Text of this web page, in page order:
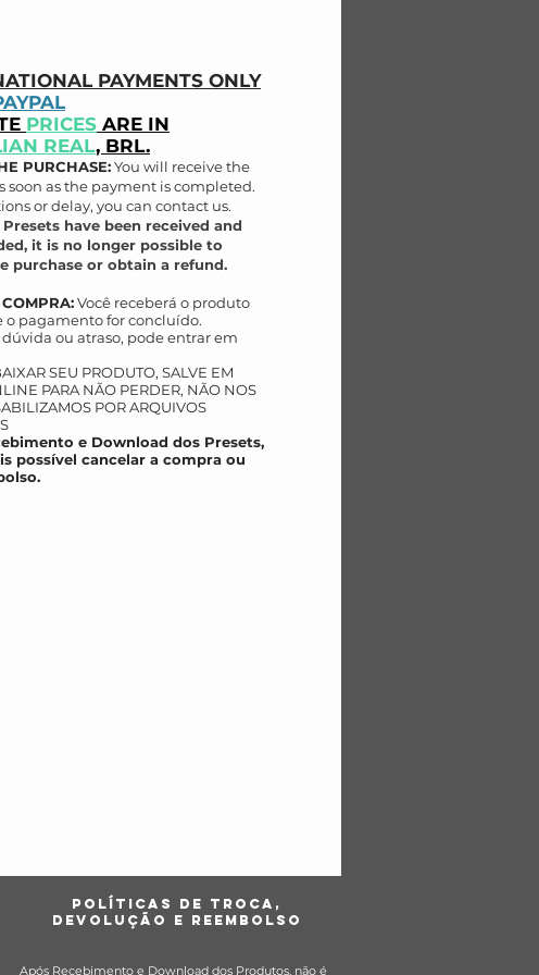
PAYMENTS ONLY
PRICES ARE IN
REAL, BRL.
PURCHASE:You will receive the
soon as the payment is completed.
or delay, you can contact us.
have been received and
it is no longer possible to
purchase or obtain a refund.
Você receberá o produto
o pagamento for concluído.
ou atraso, pode entrar em
SEU PRODUTO, SALVE EM
PARA NÃO PERDER, NÃO NOS
POR ARQUIVOS
e Download dos Presets,
possível cancelar a compra ou
POLÍTICas DE TROCA,
DEVOLUÇÃO E REEMBOLSO
Após Recebimento e Download dos Produtos, não é